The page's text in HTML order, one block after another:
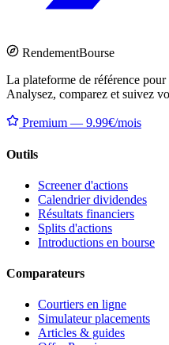
RendementBourse
La plateforme de référence
Analysez, comparez et suivez
Premium — 9.99€/mois
Outils
Screener d'actions
Calendrier dividendes
Résultats financiers
Splits d'actions
Introductions en bourse
Comparateurs
Courtiers en ligne
Simulateur placements
Articles & guides